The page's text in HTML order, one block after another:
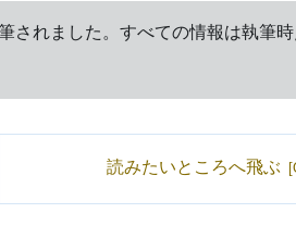
されました。すべての情報は執筆時
読みたいところへ飛ぶ